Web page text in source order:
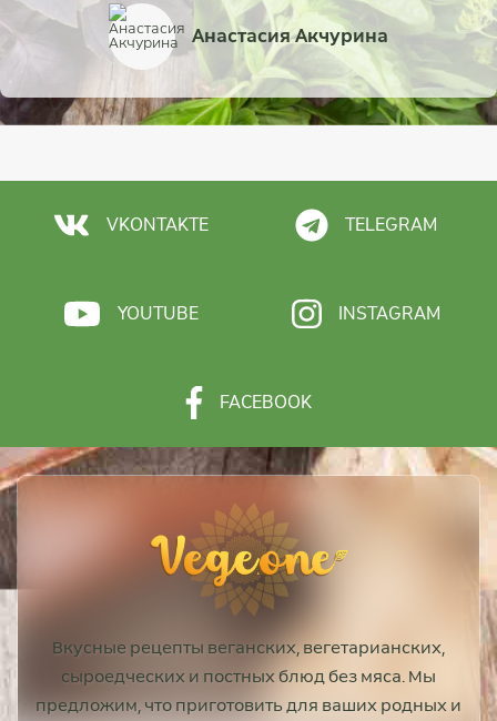
Анастасия АкчуринаМихаил Дмитриев
Регина Чудина
Татьяна Еськина-
Елена Машенцева
Татьяна Тычинская
Алина Путова
Александр
VKONTAKTE TELEGRAM
YOUTUBE INSTAGRAM
FACEBOOK
Вкусные рецепты веганских, вегетарианских,
сыроедческих и постных блюд без мяса. Мы
предложим, что приготовить для ваших родных и